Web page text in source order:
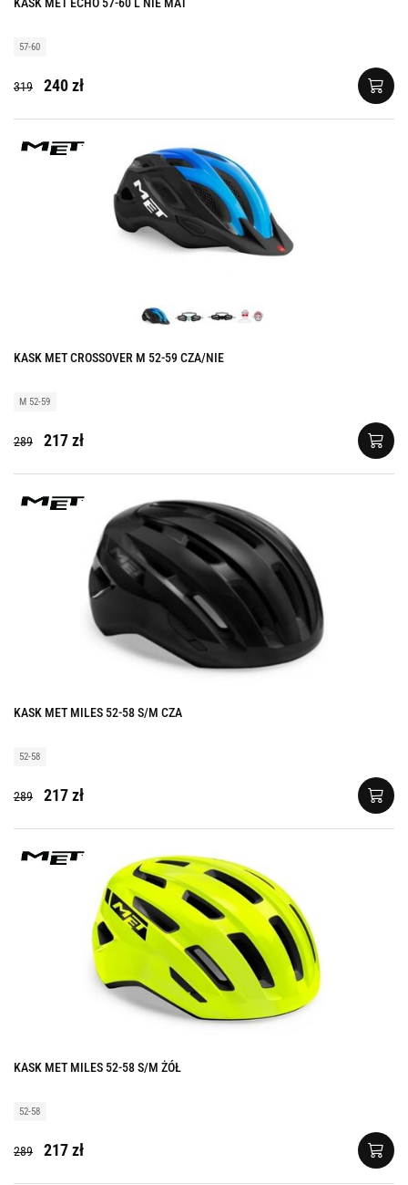
57-60
319 240 zł
KASK MET CROSSOVER M 52-59 CZA/NIE
M 52-59
289 217 zł
KASK MET MILES 52-58 S/M CZA
52-58
289 217 zł
KASK MET MILES 52-58 S/M ŻÓŁ
52-58
289 217 zł